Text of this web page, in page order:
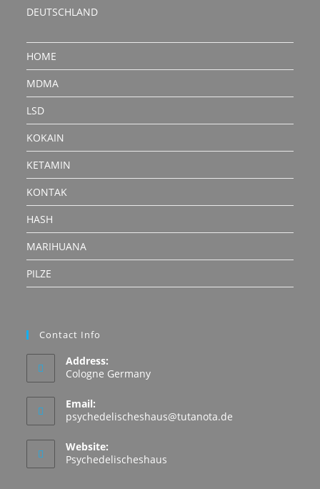
HOME
MDMA
LSD
KOKAIN
KETAMIN
KONTAK
HASH
MARIHUANA
PILZE
Contact Info
Address:
Cologne Germany
Email:
psychedelischeshaus@tutanota.de
Website:
Psychedelischeshaus